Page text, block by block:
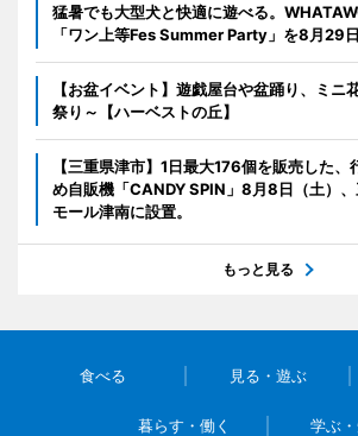
猛暑でも大型犬と快適に遊べる。
「ワン上等Fes Summer Party」を8月29
【お盆イベント】遊戯屋台や盆踊り、ミニ
祭り～【ハーベストの丘】
【三重県津市】1日最大176個を販売した
め自販機「CANDY SPIN」8月8日（土）
モール津南に設置。
もっと見る
食べる 見る・遊ぶ
暮らす・働く 学ぶ